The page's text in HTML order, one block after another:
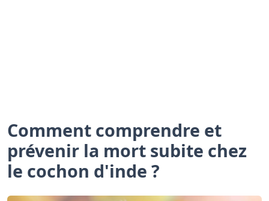
Comment comprendre et
prévenir la mort subite chez
le cochon d'inde ?